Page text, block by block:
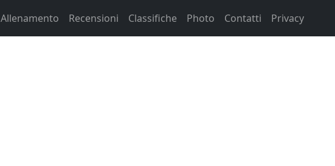
Allenamento Recensioni Classifiche Photo Contatti Privacy